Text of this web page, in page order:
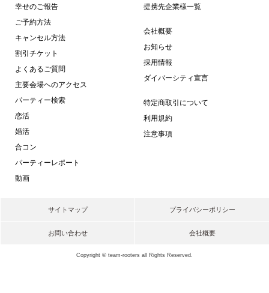
幸せのご報告
ご予約方法
キャンセル方法
割引チケット
よくあるご質問
主要会場へのアクセス
パーティー検索
恋活
婚活
合コン
パーティーレポート
動画
提携先企業様一覧
会社概要
お知らせ
採用情報
ダイバーシティ宣言
特定商取引について
利用規約
注意事項
サイトマップ プライバシーポリシー
お問い合わせ 会社概要
Copyright © team-rooters all Rights Reserved.